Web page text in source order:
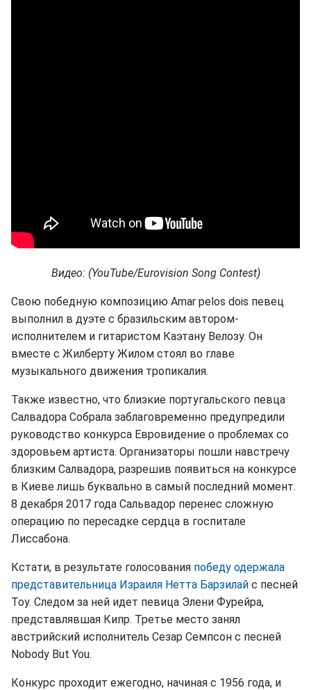
Видео: (YouTube/Eurovision Song Contest)
Свою победную композицию Amar pelos dois певец
выполнил в дуэте с бразильским автором-
исполнителем и гитаристом Каэтану Велозу. Он
вместе с Жилберту Жилом стоял во главе
музыкального движения тропикалия.
Также известно, что близкие португальского певца
Салвадора Собрала заблаговременно предупредили
руководство конкурса Евровидение о проблемах со
здоровьем артиста. Организаторы пошли навстречу
близким Салвадора, разрешив появиться на конкурсе
в Киеве лишь буквально в самый последний момент.
8 декабря 2017 года Сальвадор перенес сложную
операцию по пересадке сердца в госпитале
Лиссабона.
Кстати, в результате голосования победу одержала
представительница Израиля Нетта Барзилай с песней
Toy. Следом за ней идет певица Элени Фурейра,
представлявшая Кипр. Третье место занял
австрийский исполнитель Сезар Семпсон с песней
Nobody But You.
Конкурс проходит ежегодно, начиная с 1956 года, и